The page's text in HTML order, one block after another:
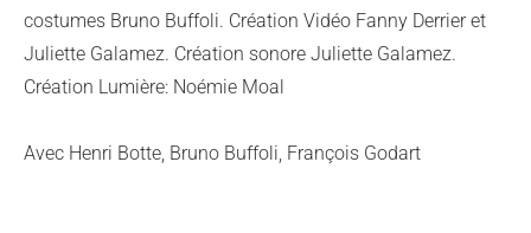
costumes Bruno Buffoli. Création Vidéo Fanny Derrier et
Juliette Galamez. Création sonore Juliette Galamez.
Création Lumière: Noémie Moal
Avec Henri Botte, Bruno Buffoli, François Godart